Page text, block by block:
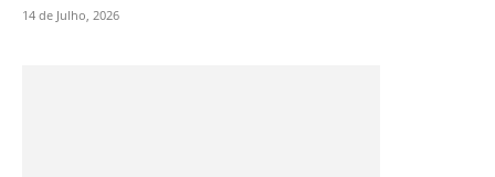
14 de Julho, 2026